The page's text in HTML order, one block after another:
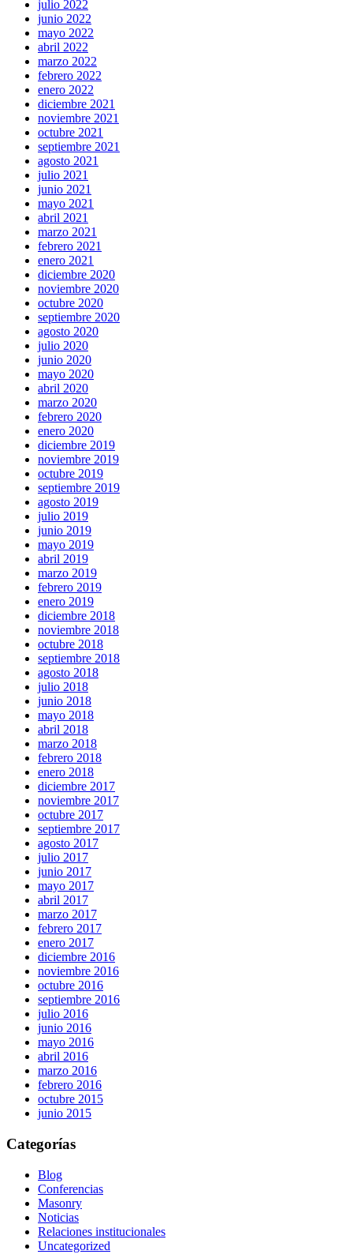
julio 2022
junio 2022
mayo 2022
abril 2022
marzo 2022
febrero 2022
enero 2022
diciembre 2021
noviembre 2021
octubre 2021
septiembre 2021
agosto 2021
julio 2021
junio 2021
mayo 2021
abril 2021
marzo 2021
febrero 2021
enero 2021
diciembre 2020
noviembre 2020
octubre 2020
septiembre 2020
agosto 2020
julio 2020
junio 2020
mayo 2020
abril 2020
marzo 2020
febrero 2020
enero 2020
diciembre 2019
noviembre 2019
octubre 2019
septiembre 2019
agosto 2019
julio 2019
junio 2019
mayo 2019
abril 2019
marzo 2019
febrero 2019
enero 2019
diciembre 2018
noviembre 2018
octubre 2018
septiembre 2018
agosto 2018
julio 2018
junio 2018
mayo 2018
abril 2018
marzo 2018
febrero 2018
enero 2018
diciembre 2017
noviembre 2017
octubre 2017
septiembre 2017
agosto 2017
julio 2017
junio 2017
mayo 2017
abril 2017
marzo 2017
febrero 2017
enero 2017
diciembre 2016
noviembre 2016
octubre 2016
septiembre 2016
julio 2016
junio 2016
mayo 2016
abril 2016
marzo 2016
febrero 2016
octubre 2015
junio 2015
Categorías
Blog
Conferencias
Masonry
Noticias
Relaciones institucionales
Uncategorized